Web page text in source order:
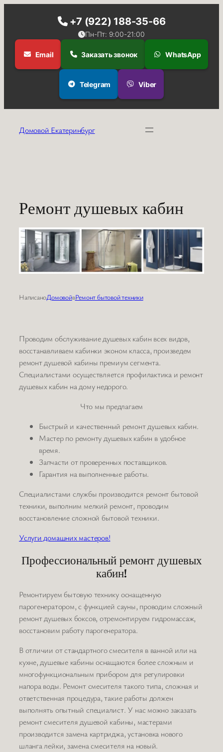
+7 (922) 188-35-66
Пн-Пт: 9:00-21:00
Email Заказать звонок WhatsApp
Telegram Viber
Домовой Екатеринбург
Ремонт душевых кабин
НаписаноДомовойвРемонт бытовой техники
Проводим обслуживание душевых кабин всех видов,
восстанавливаем кабинки эконом класса, произведем
ремонт душевой кабины премиум сегмента.
Специалистами осуществляется профилактика и ремонт
душевых кабин на дому недорого.
Что мы предлагаем
Быстрый и качественный ремонт душевых кабин.
Мастер по ремонту душевых кабин в удобное
время.
Запчасти от проверенных поставщиков.
Гарантия на выполненные работы.
Специалистами службы производится ремонт бытовой
техники, выполним мелкий ремонт, проводим
восстановление сложной бытовой техники.
Услуги домашних мастеров!
Профессиональный ремонт душевых
кабин!
Ремонтируем бытовую технику оснащенную
парогенератором, с функцией сауны, проводим сложный
ремонт душевых боксов, отремонтируем гидромассаж,
восстановим работу парогенератора.
В отличии от стандартного смесителя в ванной или на
кухне, душевые кабины оснащаются более сложным и
многофункциональным прибором для регулировки
напора воды. Ремонт смесителя такого типа, сложная и
ответственная процедура, такие работы должен
выполнять опытный специалист. У нас можно заказать
ремонт смесителя душевой кабины, мастерами
производится замена картриджа, установка нового
шланга лейки, замена смесителя на новый.